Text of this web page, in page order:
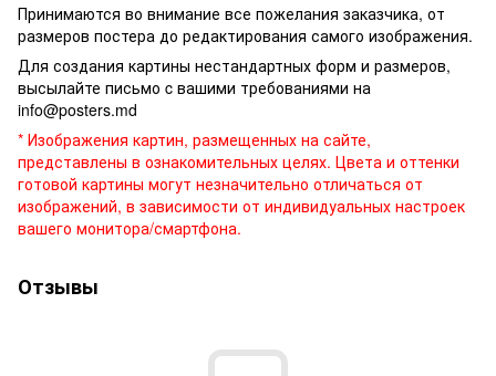
Принимаются во внимание все пожелания заказчика, от
размеров постера до редактирования самого изображения.
Для создания картины нестандартных форм и размеров,
высылайте письмо c вашими требованиями на
info@posters.md
* Изображения картин, размещенных на сайте,
представлены в ознакомительных целях. Цвета и оттенки
готовой картины могут незначительно отличаться от
изображений, в зависимости от индивидуальных настроек
вашего монитора/смартфона.
Отзывы